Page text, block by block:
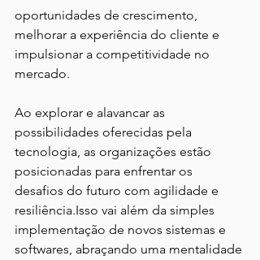
oportunidades de crescimento,
melhorar a experiência do cliente e
impulsionar a competitividade no
mercado.
Ao explorar e alavancar as
possibilidades oferecidas pela
tecnologia, as organizações estão
posicionadas para enfrentar os
desafios do futuro com agilidade e
resiliência.Isso vai além da simples
implementação de novos sistemas e
softwares, abraçando uma mentalidade